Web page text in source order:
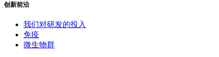
创新前沿
我们对研发的投入
免疫
微生物群